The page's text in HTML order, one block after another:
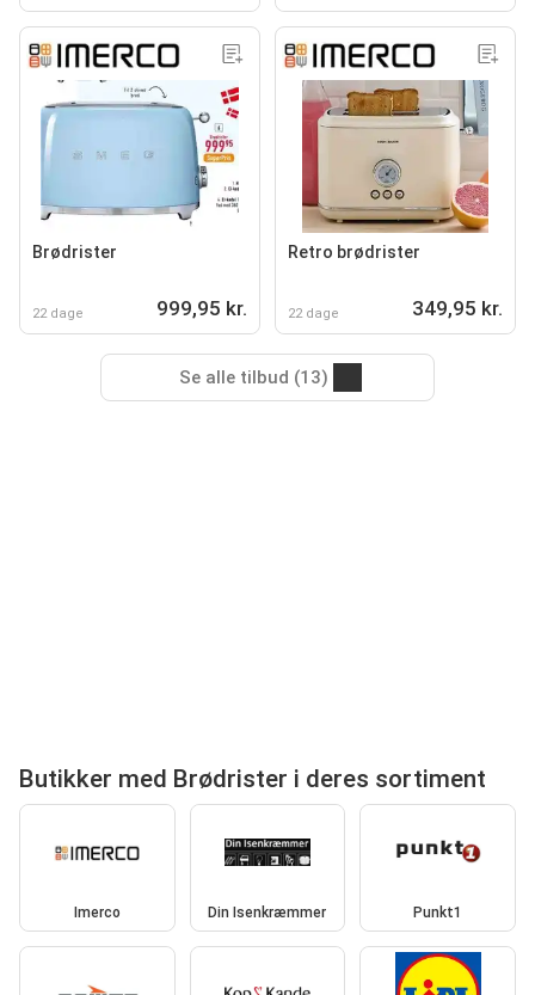
Brødrister
22 dage 999,95 kr.
Retro brødrister
22 dage 349,95 kr.
Se alle tilbud (13)
Butikker med Brødrister i deres sortiment
Imerco Din Isenkræmmer Punkt1